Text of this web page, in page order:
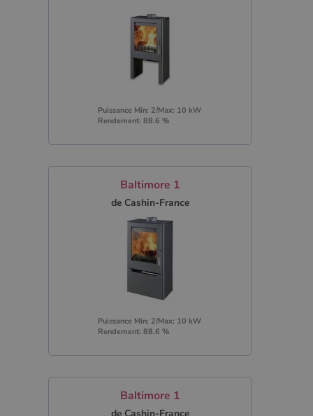
Puissance Min: 2/Max: 10 kW
Rendement: 88.6 %
Baltimore 1
de Cashin-France
Puissance Min: 2/Max: 10 kW
Rendement: 88.6 %
Baltimore 1